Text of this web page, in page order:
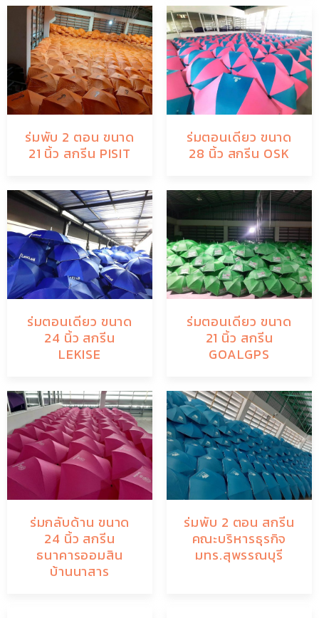
ร่มพับ 2 ตอน ขนาด
21 นิ้ว สกรีน PISIT
ร่มตอนเดียว ขนาด
28 นิ้ว สกรีน OSK
ร่มตอนเดียว ขนาด
24 นิ้ว สกรีน
LEKISE
ร่มตอนเดียว ขนาด
21 นิ้ว สกรีน
GOALGPS
ร่มกลับด้าน ขนาด
24 นิ้ว สกรีน
ธนาคารออมสิน
บ้านนาสาร
ร่มพับ 2 ตอน สกรีน
คณะบริหารธุรกิจ
มทร.สุพรรณบุรี